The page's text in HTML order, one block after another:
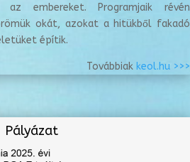
az embereket. Programjaik révén
okát, azokat a hitükből fakadó
építik.
Továbbiak keol.hu >>>
Pályázat